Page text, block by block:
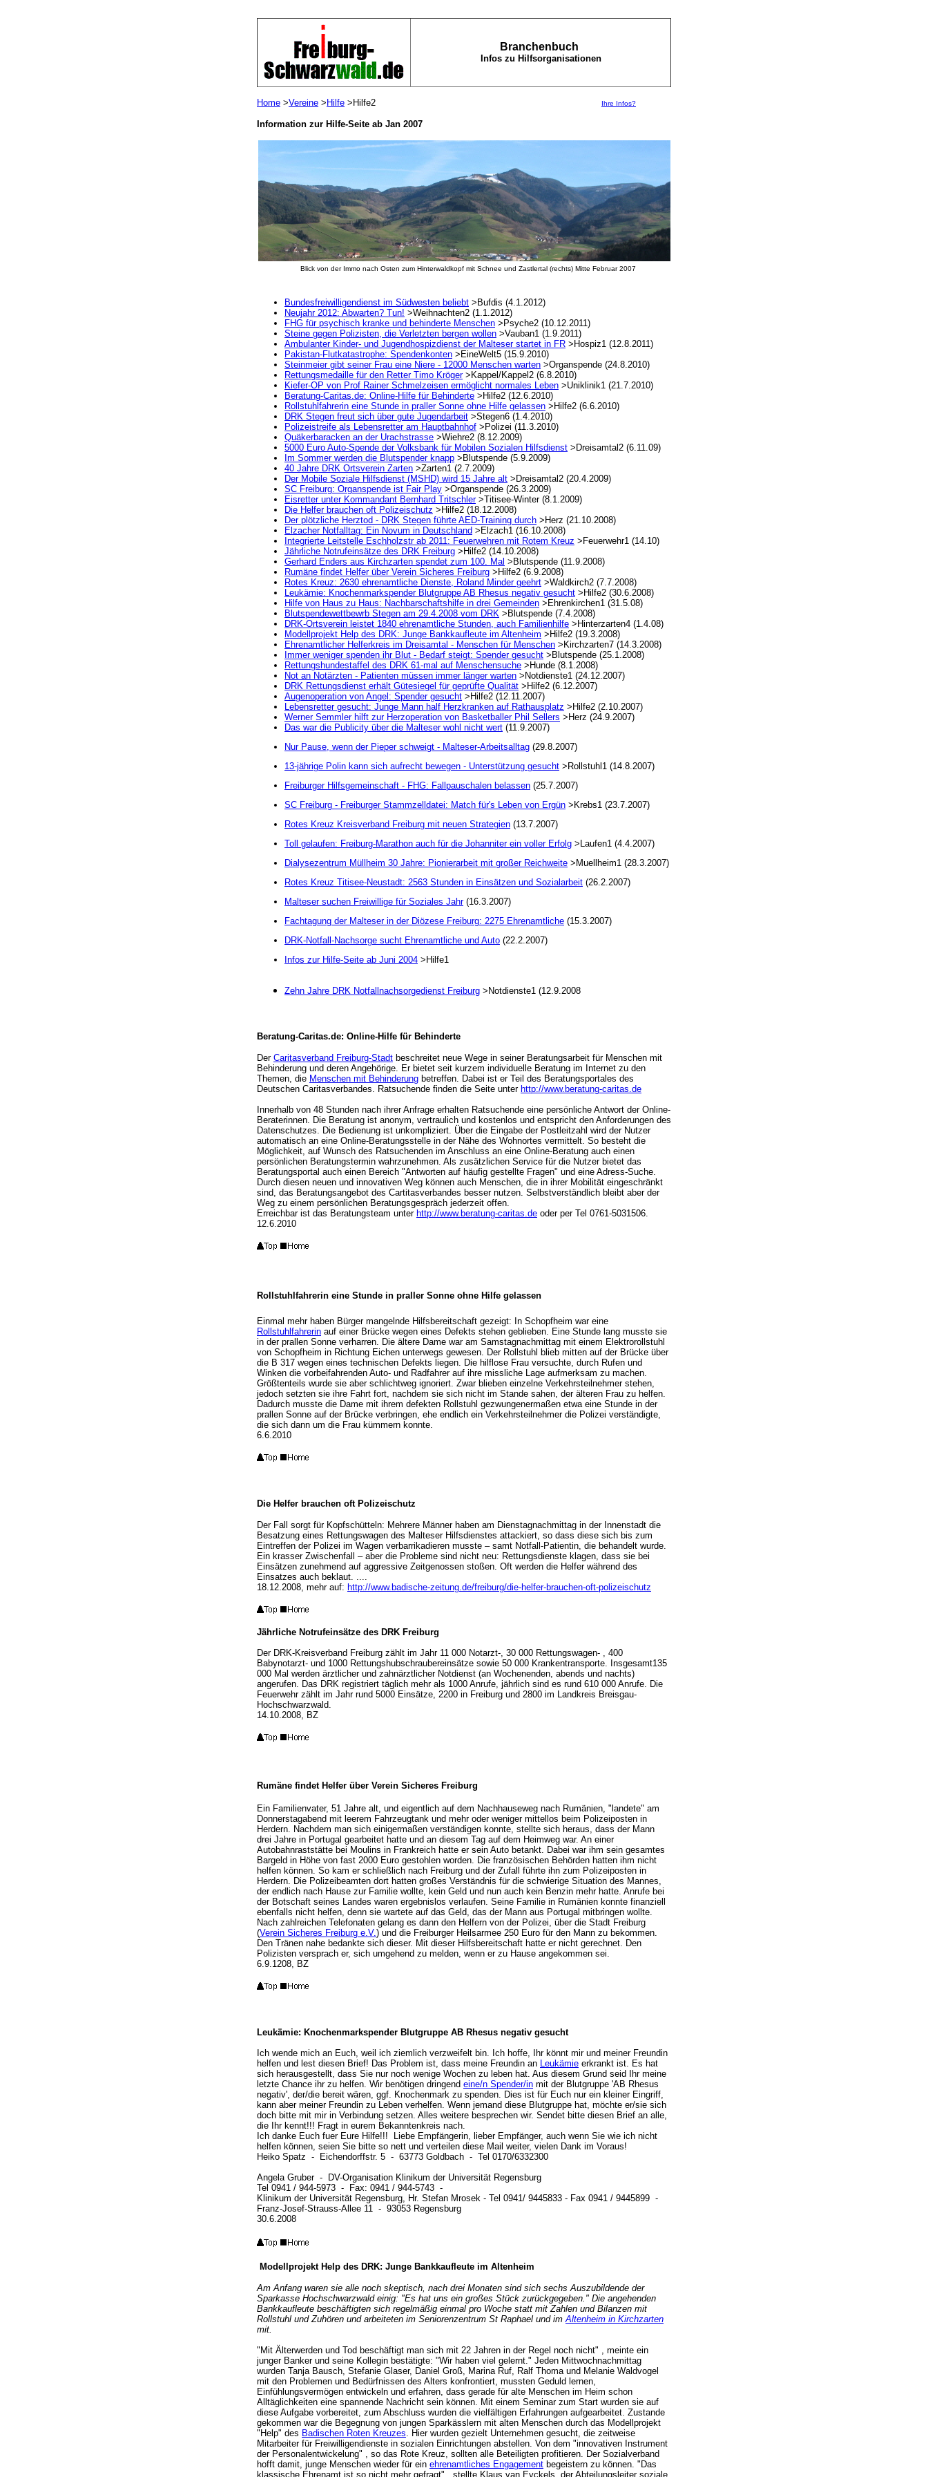
Branchenbuch
Infos zu Hilfsorganisationen
Home >Vereine > Hilfe >Hilfe2 Ihre Infos?
Information zur Hilfe-Seite ab Jan 2007
Blick von der Immo nach Osten zum Hinterwaldkopf mit Schnee und Zastlertal (rechts) Mitte Februar 2007
Bundesfreiwilligendienst im Südwesten beliebt >Bufdis (4.1.2012)
Neujahr 2012: Abwarten? Tun! >Weihnachten2 (1.1.2012)
FHG für psychisch kranke und behinderte Menschen >Psyche2 (10.12.2011)
Steine gegen Polizisten, die Verletzten bergen wollen >Vauban1 (1.9.2011)
Ambulanter Kinder- und Jugendhospizdienst der Malteser startet in FR >Hospiz1 (12.8.2011)
Pakistan-Flutkatastrophe: Spendenkonten >EineWelt5 (15.9.2010)
Steinmeier gibt seiner Frau eine Niere - 12000 Menschen warten >Organspende (24.8.2010)
Rettungsmedaille für den Retter Timo Kröger>Kappel/Kappel2 (6.8.2010)
Kiefer-OP von Prof Rainer Schmelzeisen ermöglicht normales Leben >Uniklinik1 (21.7.2010)
Beratung-Caritas.de: Online-Hilfe für Behinderte >Hilfe2 (12.6.2010)
Rollstuhlfahrerin eine Stunde in praller Sonne ohne Hilfe gelassen >Hilfe2 (6.6.2010)
DRK Stegen freut sich über gute Jugendarbeit >Stegen6 (1.4.2010)
Polizeistreife als Lebensretter am Hauptbahnhof >Polizei (11.3.2010)
Quäkerbaracken an der Urachstrasse >Wiehre2 (8.12.2009)
5000 Euro Auto-Spende der Volksbank für Mobilen Sozialen Hilfsdienst >Dreisamtal2 (6.11.09)
Im Sommer werden die Blutspender knapp >Blutspende (5.9.2009)
40 Jahre DRK Ortsverein Zarten >Zarten1 (2.7.2009)
Der Mobile Soziale Hilfsdienst (MSHD) wird 15 Jahre alt >Dreisamtal2 (20.4.2009)
SC Freiburg: Organspende ist Fair Play >Organspende (26.3.2009)
Eisretter unter Kommandant Bernhard Tritschler>Titisee-Winter (8.1.2009)
Die Helfer brauchen oft Polizeischutz >Hilfe2 (18.12.2008)
Der plötzliche Herztod - DRK Stegen führte AED-Training durch >Herz (21.10.2008)
Elzacher Notfalltag: Ein Novum in Deutschland >Elzach1 (16.10.2008)
Integrierte Leitstelle Eschholzstr ab 2011: Feuerwehren mit Rotem Kreuz >Feuerwehr1 (14.10)
Jährliche Notrufeinsätze des DRK Freiburg >Hilfe2 (14.10.2008)
Gerhard Enders aus Kirchzarten spendet zum 100. Mal >Blutspende (11.9.2008)
Rumäne findet Helfer über Verein Sicheres Freiburg >Hilfe2 (6.9.2008)
Rotes Kreuz: 2630 ehrenamtliche Dienste, Roland Minder geehrt >Waldkirch2 (7.7.2008)
Leukämie: Knochenmarkspender Blutgruppe AB Rhesus negativ gesucht >Hilfe2 (30.6.2008)
Hilfe von Haus zu Haus: Nachbarschaftshilfe in drei Gemeinden >Ehrenkirchen1 (31.5.08)
Blutspendewettbewrb Stegen am 29.4.2008 vom DRK >Blutspende (7.4.2008)
DRK-Ortsverein leistet 1840 ehrenamtliche Stunden, auch Familienhilfe >Hinterzarten4 (1.4.08)
Modellprojekt Help des DRK: Junge Bankkaufleute im Altenheim >Hilfe2 (19.3.2008)
Ehrenamtlicher Helferkreis im Dreisamtal - Menschen für Menschen >Kirchzarten7 (14.3.2008)
Immer weniger spenden ihr Blut - Bedarf steigt: Spender gesucht >Blutspende (25.1.2008)
Rettungshundestaffel des DRK 61-mal auf Menschensuche >Hunde (8.1.2008)
Not an Notärzten - Patienten müssen immer länger warten >Notdienste1 (24.12.2007)
DRK Rettungsdienst erhält Gütesiegel für geprüfte Qualität >Hilfe2 (6.12.2007)
Augenoperation von Angel: Spender gesucht >Hilfe2 (12.11.2007)
Lebensretter gesucht: Junge Mann half Herzkranken auf Rathausplatz >Hilfe2 (2.10.2007)
Werner Semmler hilft zur Herzoperation von Basketballer Phil Sellers >Herz (24.9.2007)
Das war die Publicity über die Malteser wohl nicht wert (11.9.2007)
Nur Pause, wenn der Pieper schweigt - Malteser-Arbeitsalltag (29.8.2007)
13-jährige Polin kann sich aufrecht bewegen - Unterstützung gesucht >Rollstuhl1 (14.8.2007)
Freiburger Hilfsgemeinschaft - FHG: Fallpauschalen belassen (25.7.2007)
SC Freiburg - Freiburger Stammzelldatei: Match für's Leben von Ergün >Krebs1 (23.7.2007)
Rotes Kreuz Kreisverband Freiburg mit neuen Strategien (13.7.2007)
Toll gelaufen: Freiburg-Marathon auch für die Johanniter ein voller Erfolg >Laufen1 (4.4.2007)
Dialysezentrum Müllheim 30 Jahre: Pionierarbeit mit großer Reichweite >Muellheim1 (28.3.2007)
Rotes Kreuz Titisee-Neustadt: 2563 Stunden in Einsätzen und Sozialarbeit (26.2.2007)
Malteser suchen Freiwillige für Soziales Jahr(16.3.2007)
Fachtagung der Malteser in der Diözese Freiburg: 2275 Ehrenamtliche (15.3.2007)
DRK-Notfall-Nachsorge sucht Ehrenamtliche und Auto (22.2.2007)
Infos zur Hilfe-Seite ab Juni 2004 >Hilfe1
Zehn Jahre DRK Notfallnachsorgedienst Freiburg >Notdienste1 (12.9.2008
Beratung-Caritas.de: Online-Hilfe für Behinderte
Der Caritasverband Freiburg-Stadt beschreitet neue Wege in seiner Beratungsarbeit für Menschen mit
Behinderung und deren Angehörige. Er bietet seit kurzem individuelle Beratung im Internet zu den
Themen, die Menschen mit Behinderung betreffen. Dabei ist er Teil des Beratungsportales des
Deutschen Caritasverbandes. Ratsuchende finden die Seite unter http://www.beratung-caritas.de
Innerhalb von 48 Stunden nach ihrer Anfrage erhalten Ratsuchende eine persönliche Antwort der Online-
Beraterinnen. Die Beratung ist anonym, vertraulich und kostenlos und entspricht den Anforderungen des
Datenschutzes. Die Bedienung ist unkompliziert. Über die Eingabe der Postleitzahl wird der Nutzer
automatisch an eine Online-Beratungsstelle in der Nähe des Wohnortes vermittelt. So besteht die
Möglichkeit, auf Wunsch des Ratsuchenden im Anschluss an eine Online-Beratung auch einen
persönlichen Beratungstermin wahrzunehmen. Als zusätzlichen Service für die Nutzer bietet das
Beratungsportal auch einen Bereich "Antworten auf häufig gestellte Fragen" und eine Adress-Suche.
Durch diesen neuen und innovativen Weg können auch Menschen, die in ihrer Mobilität eingeschränkt
sind, das Beratungsangebot des Cartitasverbandes besser nutzen. Selbstverständlich bleibt aber der
Weg zu einem persönlichen Beratungsgespräch jederzeit offen.
Erreichbar ist das Beratungsteam unter http://www.beratung-caritas.de oder per Tel 0761-5031506.
12.6.2010
Rollstuhlfahrerin eine Stunde in praller Sonne ohne Hilfe gelassen
Einmal mehr haben Bürger mangelnde Hilfsbereitschaft gezeigt: In Schopfheim war eine
Rollstuhlfahrerin auf einer Brücke wegen eines Defekts stehen geblieben. Eine Stunde lang musste sie
in der prallen Sonne verharren. Die ältere Dame war am Samstagnachmittag mit einem Elektrorollstuhl
von Schopfheim in Richtung Eichen unterwegs gewesen. Der Rollstuhl blieb mitten auf der Brücke über
die B 317 wegen eines technischen Defekts liegen. Die hilflose Frau versuchte, durch Rufen und
Winken die vorbeifahrenden Auto- und Radfahrer auf ihre missliche Lage aufmerksam zu machen.
Größtenteils wurde sie aber schlichtweg ignoriert. Zwar blieben einzelne Verkehrsteilnehmer stehen,
jedoch setzten sie ihre Fahrt fort, nachdem sie sich nicht im Stande sahen, der älteren Frau zu helfen.
Dadurch musste die Dame mit ihrem defekten Rollstuhl gezwungenermaßen etwa eine Stunde in der
prallen Sonne auf der Brücke verbringen, ehe endlich ein Verkehrsteilnehmer die Polizei verständigte,
die sich dann um die Frau kümmern konnte.
6.6.2010
Die Helfer brauchen oft Polizeischutz
Der Fall sorgt für Kopfschütteln: Mehrere Männer haben am Dienstagnachmittag in der Innenstadt die
Besatzung eines Rettungswagen des Malteser Hilfsdienstes attackiert, so dass diese sich bis zum
Eintreffen der Polizei im Wagen verbarrikadieren musste – samt Notfall-Patientin, die behandelt wurde.
Ein krasser Zwischenfall – aber die Probleme sind nicht neu: Rettungsdienste klagen, dass sie bei
Einsätzen zunehmend auf aggressive Zeitgenossen stoßen. Oft werden die Helfer während des
Einsatzes auch beklaut. ....
18.12.2008, mehr auf: http://www.badische-zeitung.de/freiburg/die-helfer-brauchen-oft-polizeischutz
Jährliche Notrufeinsätze des DRK Freiburg
Der DRK-Kreisverband Freiburg zählt im Jahr 11 000 Notarzt-, 30 000 Rettungswagen- , 400
Babynotarzt- und 1000 Rettungshubschraubereinsätze sowie 50 000 Krankentransporte. Insgesamt135
000 Mal werden ärztlicher und zahnärztlicher Notdienst (an Wochenenden, abends und nachts)
angerufen. Das DRK registriert täglich mehr als 1000 Anrufe, jährlich sind es rund 610 000 Anrufe. Die
Feuerwehr zählt im Jahr rund 5000 Einsätze, 2200 in Freiburg und 2800 im Landkreis Breisgau-
Hochschwarzwald.
14.10.2008, BZ
Rumäne findet Helfer über Verein Sicheres Freiburg
Ein Familienvater, 51 Jahre alt, und eigentlich auf dem Nachhauseweg nach Rumänien, "landete" am
Donnerstagabend mit leerem Fahrzeugtank und mehr oder weniger mittellos beim Polizeiposten in
Herdern. Nachdem man sich einigermaßen verständigen konnte, stellte sich heraus, dass der Mann
drei Jahre in Portugal gearbeitet hatte und an diesem Tag auf dem Heimweg war. An einer
Autobahnraststätte bei Moulins in Frankreich hatte er sein Auto betankt. Dabei war ihm sein gesamtes
Bargeld in Höhe von fast 2000 Euro gestohlen worden. Die französischen Behörden hatten ihm nicht
helfen können. So kam er schließlich nach Freiburg und der Zufall führte ihn zum Polizeiposten in
Herdern. Die Polizeibeamten dort hatten großes Verständnis für die schwierige Situation des Mannes,
der endlich nach Hause zur Familie wollte, kein Geld und nun auch kein Benzin mehr hatte. Anrufe bei
der Botschaft seines Landes waren ergebnislos verlaufen. Seine Familie in Rumänien konnte finanziell
ebenfalls nicht helfen, denn sie wartete auf das Geld, das der Mann aus Portugal mitbringen wollte.
Nach zahlreichen Telefonaten gelang es dann den Helfern von der Polizei, über die Stadt Freiburg
(Verein Sicheres Freiburg e.V.) und die Freiburger Heilsarmee 250 Euro für den Mann zu bekommen.
Den Tränen nahe bedankte sich dieser. Mit dieser Hilfsbereitschaft hatte er nicht gerechnet. Den
Polizisten versprach er, sich umgehend zu melden, wenn er zu Hause angekommen sei.
6.9.1208, BZ
Leukämie: Knochenmarkspender Blutgruppe AB Rhesus negativ gesucht
Ich wende mich an Euch, weil ich ziemlich verzweifelt bin. Ich hoffe, Ihr könnt mir und meiner Freundin
helfen und lest diesen Brief! Das Problem ist, dass meine Freundin an Leukämie erkrankt ist. Es hat
sich herausgestellt, dass Sie nur noch wenige Wochen zu leben hat. Aus diesem Grund seid Ihr meine
letzte Chance ihr zu helfen. Wir benötigen dringend eine/n Spender/in mit der Blutgruppe 'AB Rhesus
negativ', der/die bereit wären, ggf. Knochenmark zu spenden. Dies ist für Euch nur ein kleiner Eingriff,
kann aber meiner Freundin zu Leben verhelfen. Wenn jemand diese Blutgruppe hat, möchte er/sie sich
doch bitte mit mir in Verbindung setzen. Alles weitere besprechen wir. Sendet bitte diesen Brief an alle,
die Ihr kennt!!! Fragt in eurem Bekanntenkreis nach.
Ich danke Euch fuer Eure Hilfe!!! Liebe Empfängerin, lieber Empfänger, auch wenn Sie wie ich nicht
helfen können, seien Sie bitte so nett und verteilen diese Mail weiter, vielen Dank im Voraus!
Heiko Spatz - Eichendorffstr. 5 - 63773 Goldbach - Tel 0170/6332300
Angela Gruber - DV-Organisation Klinikum der Universität Regensburg
Tel 0941 / 944-5973 - Fax: 0941 / 944-5743 -
Klinikum der Universität Regensburg, Hr. Stefan Mrosek - Tel 0941/ 9445833 - Fax 0941 / 9445899 -
Franz-Josef-Strauss-Allee 11 - 93053 Regensburg
30.6.2008
Modellprojekt Help des DRK: Junge Bankkaufleute im Altenheim
Am Anfang waren sie alle noch skeptisch, nach drei Monaten sind sich sechs Auszubildende der
Sparkasse Hochschwarzwald einig: "Es hat uns ein großes Stück zurückgegeben." Die angehenden
Bankkaufleute beschäftigten sich regelmäßig einmal pro Woche statt mit Zahlen und Bilanzen mit
Rollstuhl und Zuhören und arbeiteten im Seniorenzentrum St Raphael und imAltenheim in Kirchzarten
mit.
"Mit Älterwerden und Tod beschäftigt man sich mit 22 Jahren in der Regel noch nicht" , meinte ein
junger Banker und seine Kollegin bestätigte: "Wir haben viel gelernt." Jeden Mittwochnachmittag
wurden Tanja Bausch, Stefanie Glaser, Daniel Groß, Marina Ruf, Ralf Thoma und Melanie Waldvogel
mit den Problemen und Bedürfnissen des Alters konfrontiert, mussten Geduld lernen,
Einfühlungsvermögen entwickeln und erfahren, dass gerade für alte Menschen im Heim schon
Alltäglichkeiten eine spannende Nachricht sein können. Mit einem Seminar zum Start wurden sie auf
diese Aufgabe vorbereitet, zum Abschluss wurden die vielfältigen Erfahrungen aufgearbeitet. Zustande
gekommen war die Begegnung von jungen Sparkässlern mit alten Menschen durch das Modellprojekt
"Help" des Badischen Roten Kreuzes. Hier wurden gezielt Unternehmen gesucht, die zeitweise
Mitarbeiter für Freiwilligendienste in sozialen Einrichtungen abstellen. Von dem "innovativen Instrument
der Personalentwickelung" , so das Rote Kreuz, sollten alle Beteiligten profitieren. Der Sozialverband
hofft damit, junge Menschen wieder für ein ehrenamtliches Engagement begeistern zu können. "Das
klassische Ehrenamt ist so nicht mehr gefragt" , stellte Klaus van Eyckels, der Abteilungsleiter soziale